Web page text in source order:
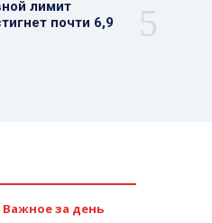
лимит
почти 6,9
Важное за день